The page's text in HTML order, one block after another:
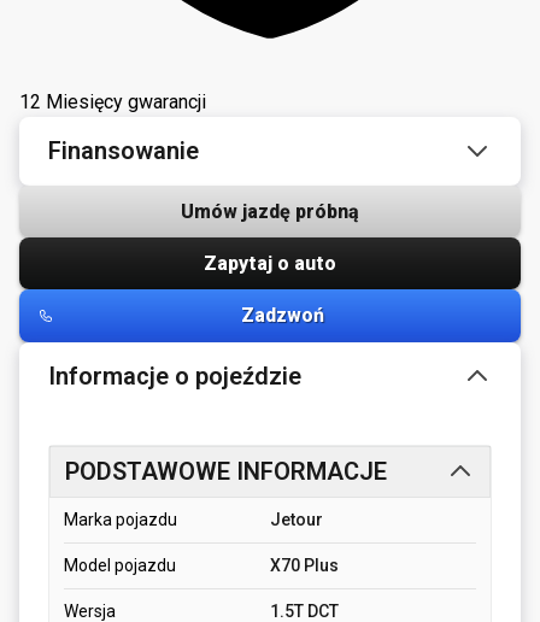
12 Miesięcy gwarancji
Finansowanie
Umów jazdę próbną
Zapytaj o auto
Zadzwoń
Informacje o pojeździe
PODSTAWOWE INFORMACJE
Marka pojazdu Jetour
Model pojazdu X70 Plus
Wersja 1.5T DCT